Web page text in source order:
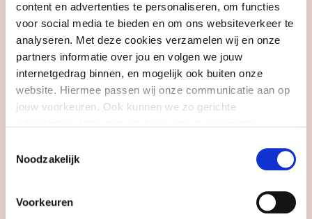
content en advertenties te personaliseren, om functies
voor social media te bieden en om ons websiteverkeer te
analyseren. Met deze cookies verzamelen wij en onze
partners informatie over jou en volgen we jouw
internetgedrag binnen, en mogelijk ook buiten onze
website. Hiermee passen wij onze communicatie aan op
jouw voorkeuren. Ook kunnen we zo gerichte
statement. Je kunt je toestemming ook altijd
wijzigen of
Noodzakelijk
Voorkeuren
dan nog komen. De
voorstellingEnigmabegint in 1952,
wanneer Turing wordt opgepakt wegens
homoseksualiteit. Je volgt Turing van zijn
emotionele worstelingen naar zijn
visionaire inzichten en via zijn jeugd terug
naar de harde realiteit van oorlog. In een
rond Alan en stapelen de bewijzen zich op.
Wie staat er in 1952 op om hém te
wanneer je voor het collectief moet kiezen,